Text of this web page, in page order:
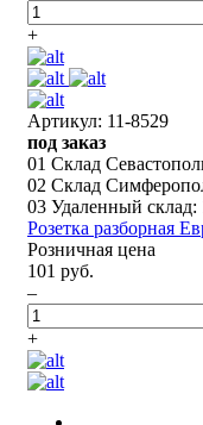
+
Артикул: 11-8529
под заказ
01 Склад
02 Склад
03 Удаленный склад:
Розетка разборная
Розничная цена
101 руб.
–
+